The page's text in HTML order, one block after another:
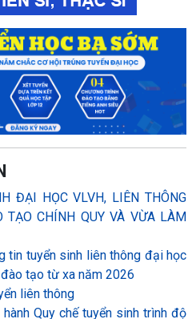
ĐẠI HỌC VLVH, LIÊN THÔNG
CHÍNH QUY VÀ VỪA LÀM
tin tuyển sinh liên thông đại học
tạo từ xa năm 2026
liên thông
Quy chế tuyển sinh trình độ